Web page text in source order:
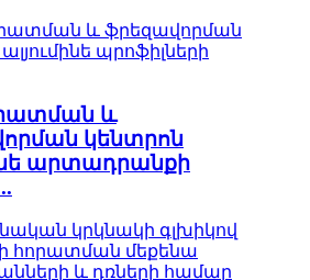
և
կենտրոն
արտադրանքի